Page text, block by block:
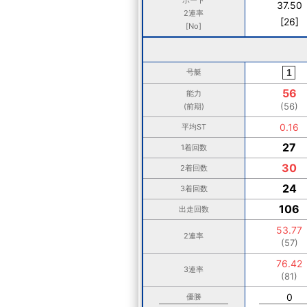
2連率
[No]
37.50
[26]
号艇
能力
(前期)
56
(56)
平均ST 0.16
1着回数 27
2着回数 30
3着回数 24
出走回数 106
2連率 53.77
(57)
3連率 76.42
(81)
優勝
0